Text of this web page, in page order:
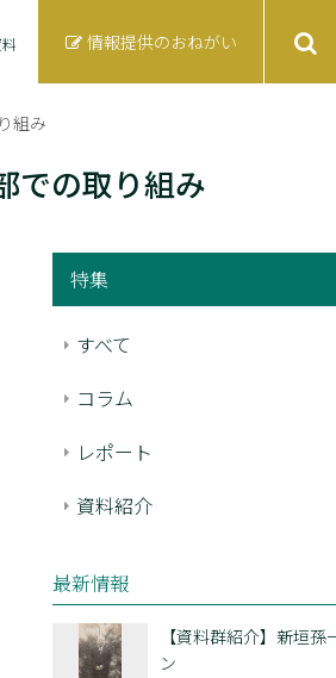
情報提供のおねがい
組み
での取り組み
特集
すべて
コラム
レポート
資料紹介
最新情報
【資料群紹介】新垣孫
ン